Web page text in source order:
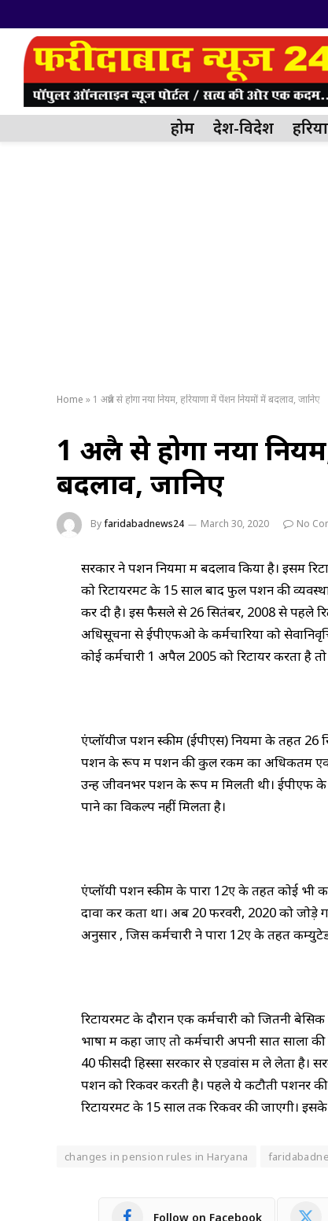
होम देश-विदेश
Home » 1 अप्रैल से होगा नया नियम, हरियाणा में पेंशन नियमों में बदलाव, जानिए
1 अप्रैल से होगा नया
बदलाव, जानिए
Byfaridabadnews24 March 30, 2020 No
सरकार ने पेंशन नियमों में बदलाव किया है। इसमें
को रिटायरमेंट के 15 साल बाद फुल पेंशन की
कर दी है। इस फैसले से 26 सितंबर, 2008 से पहले
अधिसूचना से ईपीएफओ के कर्मचारियों को
कोई कर्मचारी 1 अपैल 2005 को रिटायर करता है
एंप्लॉयीज पेंशन स्कीम (ईपीएस) नियमों के तहत
पेंशन के रूप में पेंशन की कुल रकम का अधिकतम एक
उन्हें जीवनभर पेंशन के रूप में मिलती थी। ईपीएफ
पाने का विकल्प नहीं मिलता है।
एंप्लॉयी पेंशन स्कीम के पारा 12ए के तहत कोई
दावा कर कता था। अब 20 फरवरी, 2020 को जोड़े
अनुसार , जिस कर्मचारी ने पारा 12ए के तहत
रिटायरमेंट के दौरान एक कर्मचारी को जितनी
भाषा में कहा जाए तो कर्मचारी अपनी सात सालों
40 फीसदी हिस्सा सरकार से एडवांस में ले लेता है।
पेंशन को रिकवर करती है। पहले ये कटौती पेंशनर
रिटायरमेंट के 15 साल तक रिकवर की जाएगी।
changes in pension rules in Haryana
Follow on Facebook